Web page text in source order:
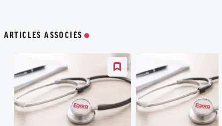
ARTICLES ASSOCIÉS